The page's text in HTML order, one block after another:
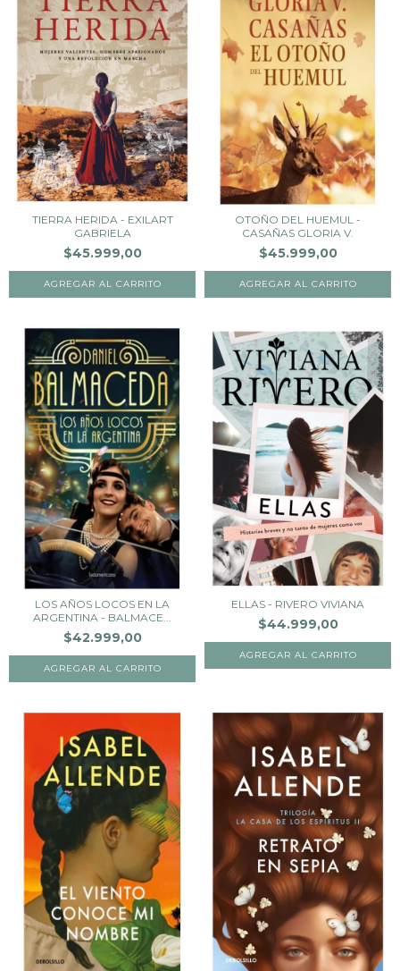
TIERRA HERIDA - EXILART
GABRIELA
$45.999,00
OTOÑO DEL HUEMUL -
CASAÑAS GLORIA V.
$45.999,00
LOS AÑOS LOCOS EN LA
ARGENTINA - BALMACE...
$42.999,00
ELLAS - RIVERO VIVIANA
$44.999,00